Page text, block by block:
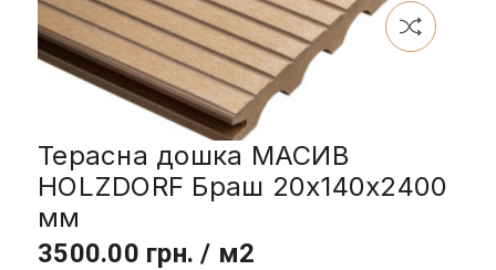
Терасна дошка МАСИВ
HOLZDORF Браш 20х140х2400
мм
3500.00 грн. / м2